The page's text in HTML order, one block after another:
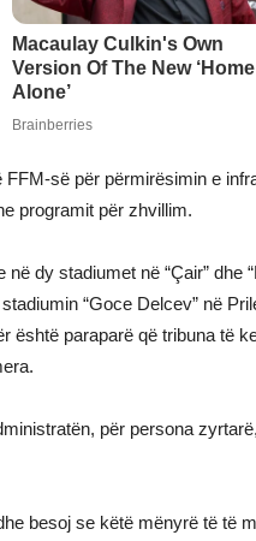
së për përmirësimin e
programit për zhvillim.
dy stadiumet në “Çair” dhe
“Goce Delcev” në
është paraparë që tribuna të
për persona
besoj se këtë mënyrë të të